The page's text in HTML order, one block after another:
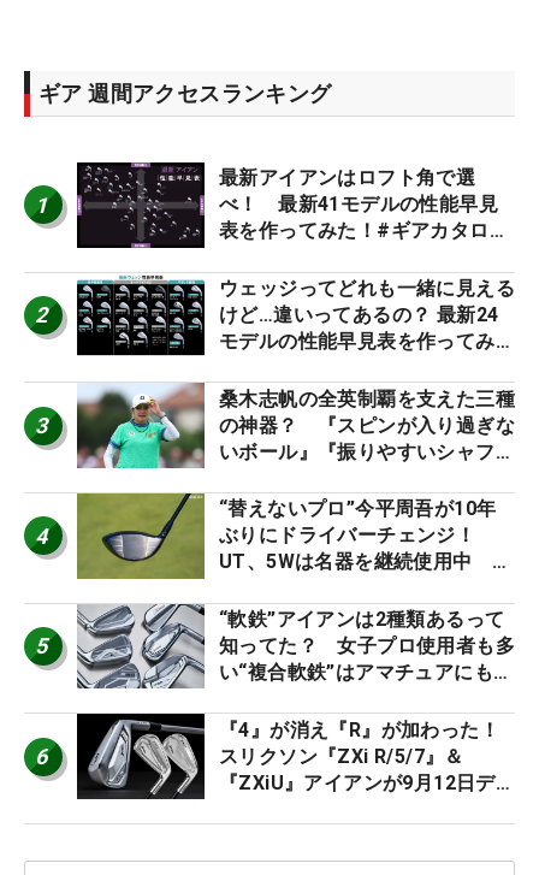
ギア 週間アクセスランキング
1
最新アイアンはロフト角で選
べ！ 最新41モデルの性能早見
表を作ってみた！#ギアカタログ
2
ウェッジってどれも一緒に見える
けど…違いってあるの？ 最新24
モデルの性能早見表を作ってみ
3
桑木志帆の全英制覇を支えた三種
の神器？ 『スピンが入り過ぎな
いボール』『振りやすいシャフ
ー』 #女子プロセッティング
4
“替えないプロ”今平周吾が10年
ぶりにドライバーチェンジ！
UT、5Wは名器を継続使用中 #
5
“軟鉄”アイアンは2種類あるって
知ってた？ 女子プロ使用者も多
い“複合軟鉄”はアマチュアにもオ
6
『4』が消え『R』が加わった！
スリクソン『ZXi R/5/7』＆
『ZXiU』アイアンが9月12日デ